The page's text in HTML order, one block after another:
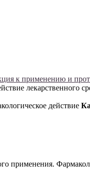
к применению и
лекарственного
действие
применения.